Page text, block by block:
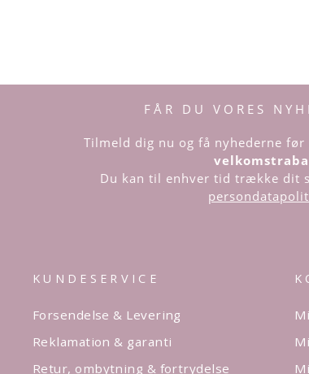
FÅR DU VORES
Tilmeld dig nu og få nyhederne før
Du kan til enhver tid trække dit
KUNDESERVICE
Forsendelse & Levering
Reklamation & garanti
Retur, ombytning & fortrydelse